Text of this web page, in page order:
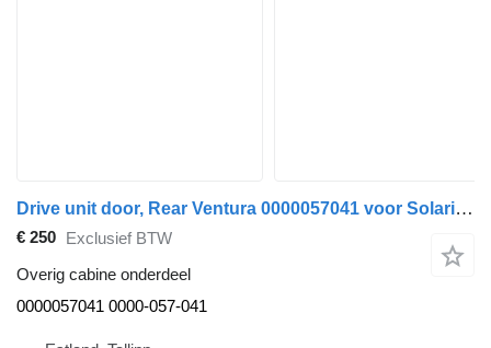
Drive unit door, Rear Ventura 0000057041 voor Solaris Urbino, Alpino, Vacanza (1999-) bus
€ 250 Exclusief BTW
Overig cabine onderdeel
0000057041 0000-057-041